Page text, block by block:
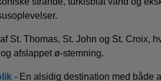
St. Thomas, St. John og St. Croix,
afslappet ø-stemning.
- En alsidig destination med både